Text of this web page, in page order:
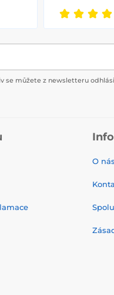
se můžete z newsletteru
O nás